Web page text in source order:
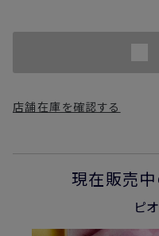
店舗在庫を確認する
現在販売中
ピ